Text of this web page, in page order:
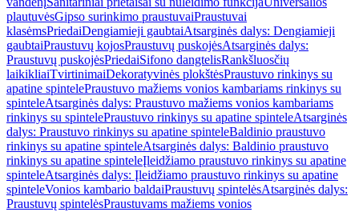
plautuvėsGipso surinkimo praustuvaiPraustuvai
klasėmsPriedaiDengiamieji gaubtaiAtsarginės dalys: Dengiamieji
gaubtaiPraustuvų kojosPraustuvų puskojėsAtsarginės dalys:
Praustuvų puskojėsPriedaiSifono dangtelisRankšluosčių
laikikliaiTvirtinimaiDekoratyvinės plokštėsPraustuvo rinkinys su
apatine spintelePraustuvo mažiems vonios kambariams rinkinys su
spinteleAtsarginės dalys: Praustuvo mažiems vonios kambariams
rinkinys su spintelePraustuvo rinkinys su apatine spinteleAtsarginės
dalys: Praustuvo rinkinys su apatine spinteleBaldinio praustuvo
rinkinys su apatine spinteleAtsarginės dalys: Baldinio praustuvo
rinkinys su apatine spinteleĮleidžiamo praustuvo rinkinys su apatine
spinteleAtsarginės dalys: Įleidžiamo praustuvo rinkinys su apatine
spinteleVonios kambario baldaiPraustuvų spintelėsAtsarginės dalys:
Praustuvų spintelėsPraustuvams mažiems vonios